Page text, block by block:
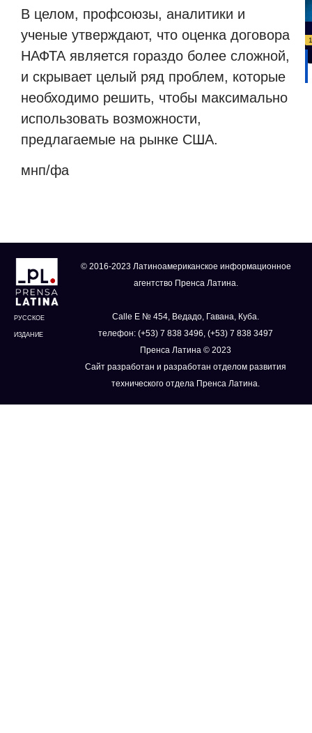
В целом, профсоюзы, аналитики и
ученые утверждают, что оценка договора
НАФТА является гораздо более сложной,
и скрывает целый ряд проблем, которые
необходимо решить, чтобы максимально
использовать возможности,
предлагаемые на рынке США.
мнп/фа
РУССКОЕ
ИЗДАНИЕ
© 2016-2023 Латиноамериканское информационное
агентство Пренса Латина.
Calle E № 454, Ведадо, Гавана, Куба.
телефон: (+53) 7 838 3496, (+53) 7 838 3497
Пренса Латина © 2023
Сайт разработан и разработан отделом развития
технического отдела Пренса Латина.